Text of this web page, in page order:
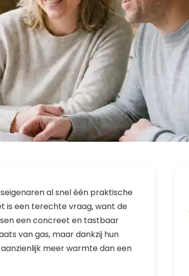
al snel één praktische
is een terechte vraag, want de
een concreet en tastbaar
van gas, maar dankzij hun
meer warmte dan een